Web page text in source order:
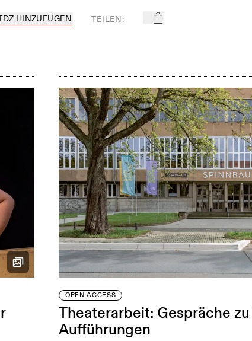
HINZUFÜGEN TEILEN: mail
OPEN ACCESS
Theaterarbeit: Gespräche
Aufführungen